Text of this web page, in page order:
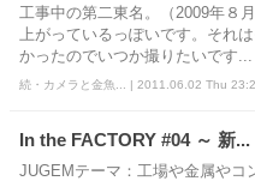
工事中の第二東名。（2009年８
上がっているっぽいです。それ
かったのでいつか撮りたいです...
続・カメラと金魚... | 2011.06.02 Thu
In the FACTORY #04 ～ 新...
JUGEMテーマ：工場や金属やコ